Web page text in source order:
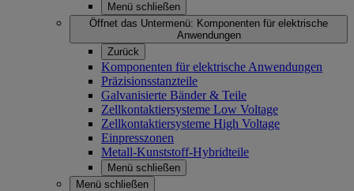
Menü schließen
Öffnet das Untermenü: Komponenten für elektrische
Anwendungen
Zurück
Komponenten für elektrische Anwendungen
Präzisionsstanzteile
Galvanisierte Bänder & Teile
Zellkontaktiersysteme Low Voltage
Zellkontaktiersysteme High Voltage
Einpresszonen
Metall-Kunststoff-Hybridteile
Menü schließen
Menü schließen